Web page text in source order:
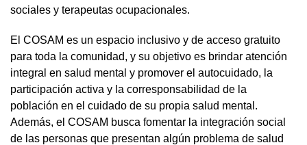
sociales y terapeutas ocupacionales.
El COSAM es un espacio inclusivo y de acceso gratuito
para toda la comunidad, y su objetivo es brindar atención
integral en salud mental y promover el autocuidado, la
participación activa y la corresponsabilidad de la
población en el cuidado de su propia salud mental.
Además, el COSAM busca fomentar la integración social
de las personas que presentan algún problema de salud